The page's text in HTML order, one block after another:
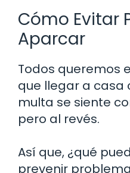
Cómo Evitar
Aparcar
Todos queremos
que llegar a casa
multa se siente
pero al revés.
Así que, ¿qué
prevenir